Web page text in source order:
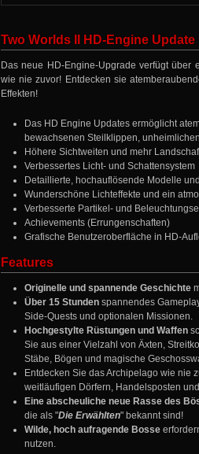
Two Worlds II HD-Engine Update
Das neue HD-Engine-Upgrade verfügt über
wie nie zuvor! Entdecken sie
Effekten!
Das HD Engine Updates ermöglicht
bewachsenen Steilklippen,
Höhere Sichtweiten und mehr
Verbessertes Licht- und Schattensystem
Detaillierte, hochauflösende Modelle
Wunderschöne Lichteffekte und ein
Verbesserte Partikel- und
Achievements (Errungenschaften)
Grafische Benutzeroberfläche in HD-
Features
Originelle und spannende Geschichte
Über 15 Stunden spannendes
Side-Quests und optionalen Missionen.
Hochgestylte Rüstungen und Waffen
Sie aus einer Vielzahl von Äxten,
Stäbe, Bögen und magische
Entdecken Sie das Archipelago wie nie
weitläufigen Dörfern, Handelsposten
Eine abscheuliche neue Rasse des
die als "Die Erwählten" bekannt sind!
Wilde, hoch aufragende Bosse
nutzen.